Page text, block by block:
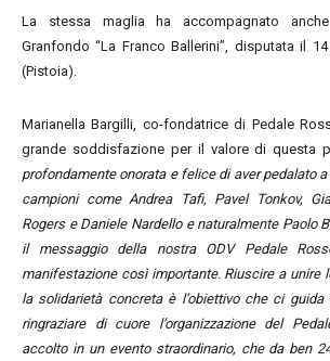
La stessa maglia ha accompagnato
Granfondo “La Franco Ballerini”, disputata il
(Pistoia).
Marianella Bargilli, co-fondatrice di Pedale
grande soddisfazione per il valore di questa
profondamente onorata e felice di aver pedalato
campioni come Andrea Tafi, Pavel Tonkov,
Rogers e Daniele Nardello e naturalmente Paolo
il messaggio della nostra ODV Pedale
manifestazione così importante. Riuscire a unire
la solidarietà concreta è l’obiettivo che ci guida
ringraziare di cuore l’organizzazione del
accolto in un evento straordinario, che da ben